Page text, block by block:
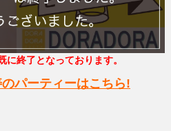
に終了となっております。
パーティーはこちら!